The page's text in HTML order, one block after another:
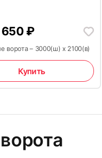
₽
ворота – 3000(ш) x 2100(в)
Купить